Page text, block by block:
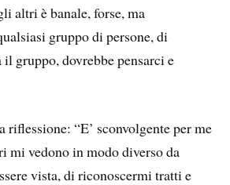
altri è banale, forse, ma
gruppo di persone, di
gruppo, dovrebbe pensarci e
riflessione: “E’ sconvolgente per me
mi vedono in modo diverso da
vista, di riconoscermi tratti e